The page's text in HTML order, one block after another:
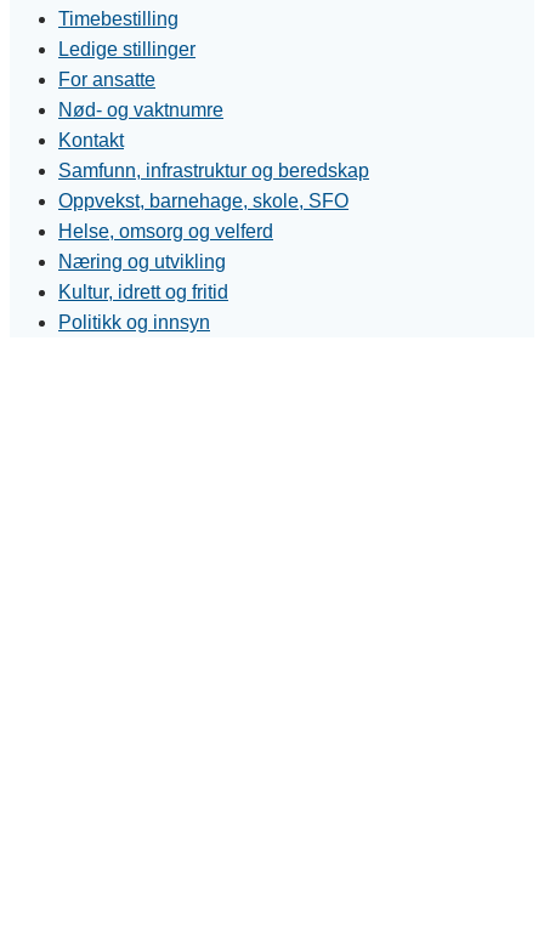
Timebestilling
Ledige stillinger
For ansatte
Nød- og vaktnumre
Kontakt
Samfunn, infrastruktur og beredskap
Oppvekst, barnehage, skole, SFO
Helse, omsorg og velferd
Næring og utvikling
Kultur, idrett og fritid
Politikk og innsyn